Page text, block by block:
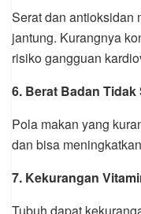
Serat dan antioksidan
jantung. Kurangnya
risiko gangguan
6. Berat Badan Tidak
Pola makan yang
dan bisa
7. Kekurangan
Tubuh dapat